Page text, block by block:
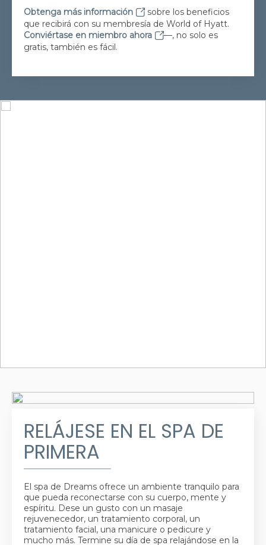
Obtenga más información
sobre los beneficios
que recibirá con su membresía de World of Hyatt.
Conviértase en miembro ahora
—, no solo es
gratis, también es fácil.
RELÁJESE EN EL SPA DE
PRIMERA
El spa de Dreams ofrece un ambiente tranquilo para
que pueda reconectarse con su cuerpo, mente y
espíritu. Dese un gusto con un masaje
rejuvenecedor, un tratamiento corporal, un
tratamiento facial, una manicure o pedicure y
mucho más. Termine su día de spa relajándose en la